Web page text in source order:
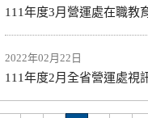
111年度3月營運處在職教
2022年02月22日
111年度2月全省營運處視